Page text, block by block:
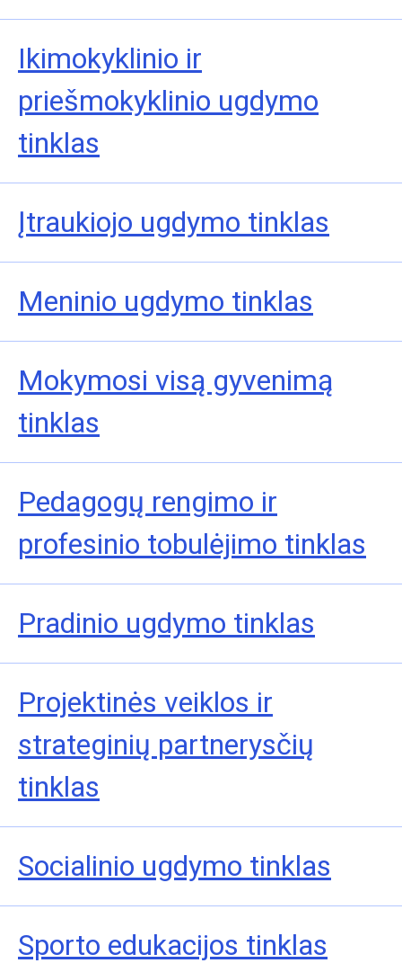
Ikimokyklinio ir
priešmokyklinio ugdymo
tinklas
Įtraukiojo ugdymo tinklas
Meninio ugdymo tinklas
Mokymosi visą gyvenimą
tinklas
Pedagogų rengimo ir
profesinio tobulėjimo tinklas
Pradinio ugdymo tinklas
Projektinės veiklos ir
strateginių partnerysčių
tinklas
Socialinio ugdymo tinklas
Sporto edukacijos tinklas